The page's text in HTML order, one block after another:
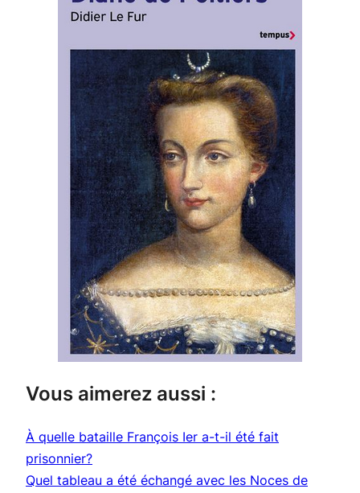
Vous aimerez aussi :
À quelle bataille François Ier a-t-il été fait
prisonnier?
Quel tableau a été échangé avec les Noces de